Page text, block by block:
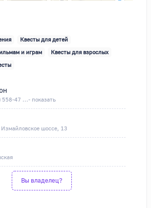
Квесты для детей
и играм
Квесты для взрослых
558-47 ...- показать
шоссе, 13
Вы владелец?